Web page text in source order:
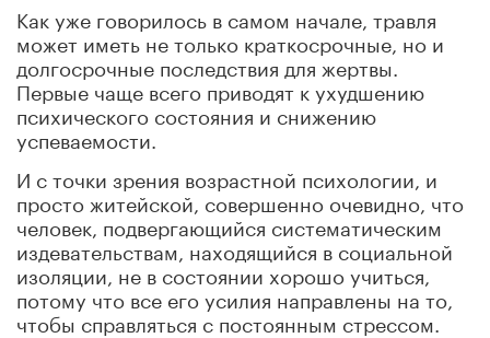
Как уже говорилось в самом начале, травля
может иметь не только краткосрочные, но и
долгосрочные последствия для жертвы.
Первые чаще всего приводят кухудшению
психического состояния и снижению
успеваемости.
И с точки зрения возрастной психологии, и
просто житейской, совершенно очевидно, что
человек, подвергающийся систематическим
издевательствам, находящийся в социальной
изоляции, не в состоянии хорошо учиться,
потому что все его усилия направлены на то,
чтобы справляться с постоянным стрессом.